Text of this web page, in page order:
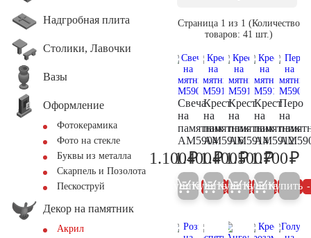
Надгробная плита
Столики, Лавочки
Вазы
Оформление
Фотокерамика
Фото на стекле
Буквы из металла
Скарпель и Позолота
Пескоструй
Декор на памятник
Акрил
Страница 1 из 1 (Количество
товаров: 41 шт.)
Свеча
на
памятник
AM5904
1.200
1.100₽
Купить 5%
Крест
на
памятник
AM5916
1.500
1.400₽
Купить 5%
Крест
на
памятник
AM5914
1.500
1.400₽
Купить 5%
Крест
на
памятник
AM5912
1.600
1.500₽
Купить 5%
Перо
на
1.700₽
Купить